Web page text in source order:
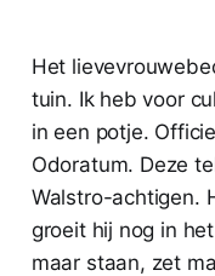
Het
tuin. Ik heb voor
in een potje.
Odoratum. Deze
Walstro-achtigen.
groeit hij nog in
maar staan, zet